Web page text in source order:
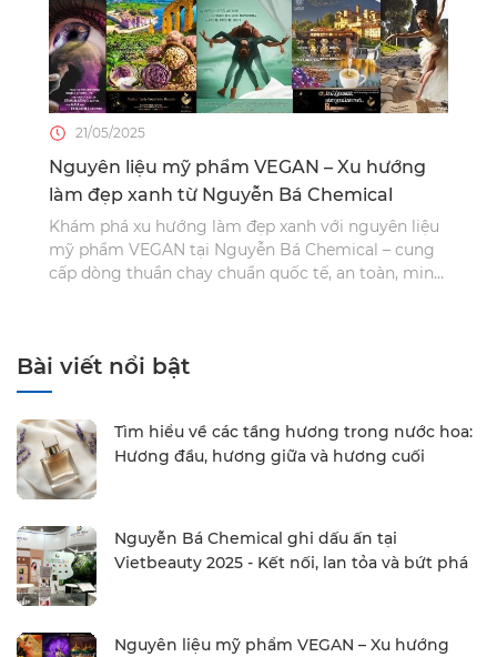
21/05/2025
Nguyên liệu mỹ phẩm VEGAN – Xu hướng
làm đẹp xanh từ Nguyễn Bá Chemical
Khám phá xu hướng làm đẹp xanh với nguyên liệu
mỹ phẩm VEGAN tại Nguyễn Bá Chemical – cung
cấp dòng thuần chay chuẩn quốc tế, an toàn, minh
Bài viết nổi bật
Tìm hiểu về các tầng hương trong nước hoa:
Hương đầu, hương giữa và hương cuối
Nguyễn Bá Chemical ghi dấu ấn tại
Vietbeauty 2025 - Kết nối, lan tỏa và bứt phá
Nguyên liệu mỹ phẩm VEGAN – Xu hướng